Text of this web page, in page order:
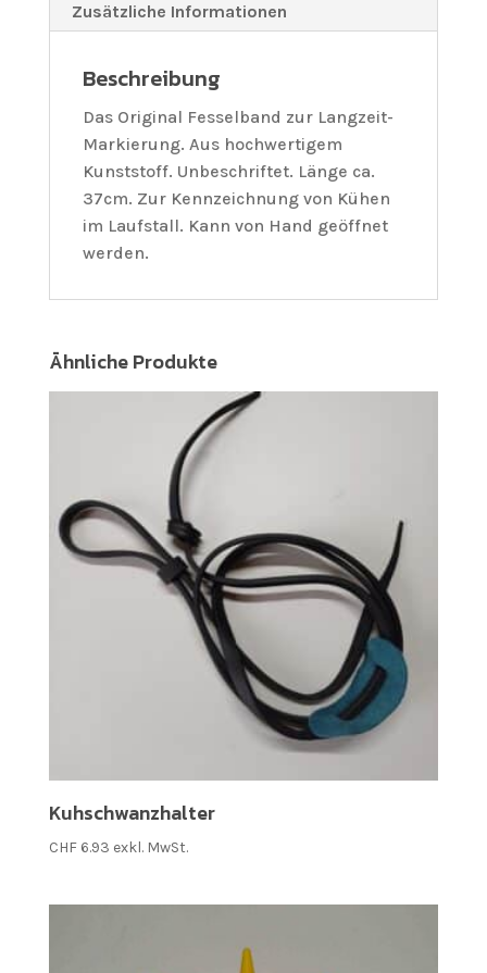
Zusätzliche Informationen
Beschreibung
Das Original Fesselband zur Langzeit-
Markierung. Aus hochwertigem
Kunststoff. Unbeschriftet. Länge ca.
37cm. Zur Kennzeichnung von Kühen
im Laufstall. Kann von Hand geöffnet
werden.
Ähnliche Produkte
Kuhschwanzhalter
CHF6.93 exkl. MwSt.